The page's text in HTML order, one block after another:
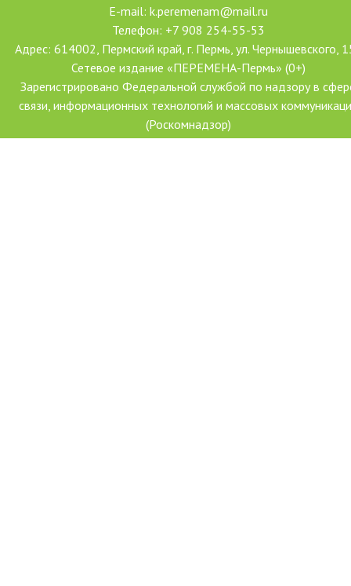
E-mail: k.peremenam@mail.ru
Телефон: +7 908 254-55-53
Адрес: 614002, Пермский край, г. Пермь, ул. Чернышевского,
Сетевое издание «ПЕРЕМЕНА-Пермь» (0+)
Зарегистрировано Федеральной службой по надзору в
связи, информационных технологий и массовых
(Роскомнадзор)
Свидетельство о регистрации СМИ Эл № ФС77-78606 от